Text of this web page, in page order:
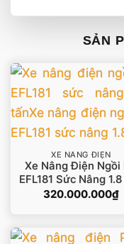
SẢN
XE NÂNG ĐIỆN
Xe Nâng Điện Ngồi
EFL181 Sức Nâng
320.000.000₫